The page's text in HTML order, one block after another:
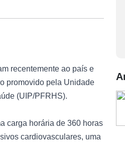
recentemente ao país e
promovido pela Unidade
(UIP/PFRHS).
carga horária de 360 horas
cardiovasculares, uma